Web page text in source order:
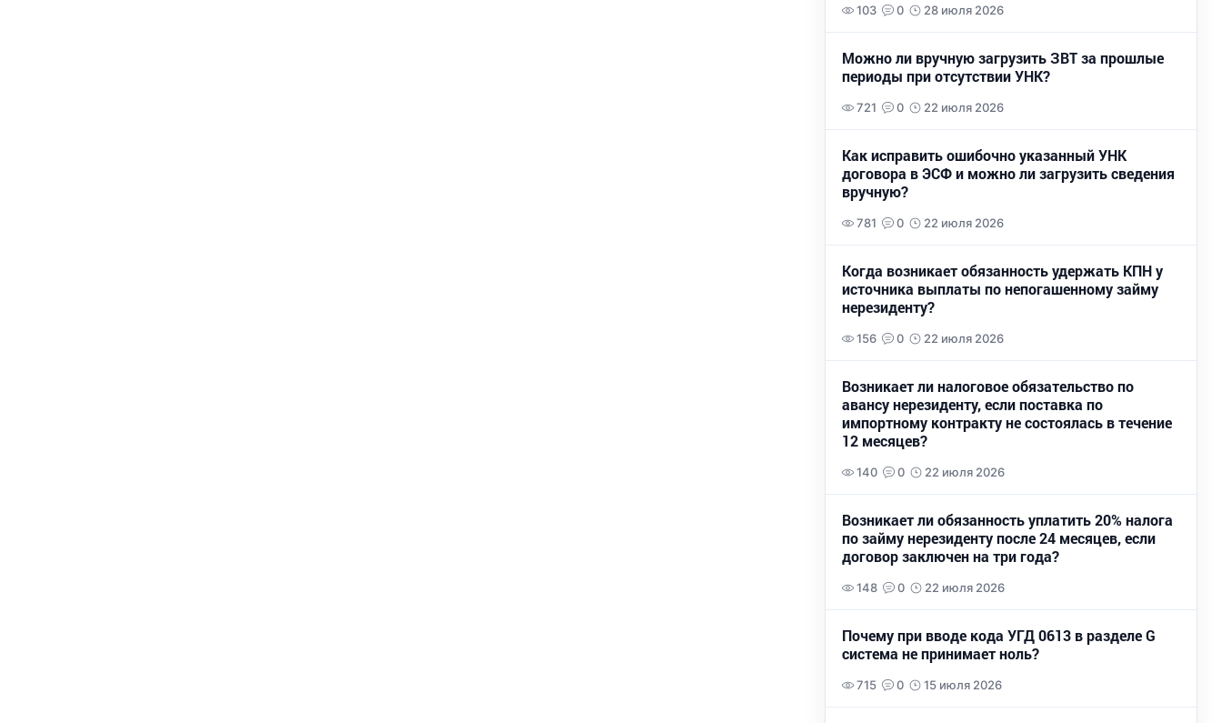
103 0 28 июля 2026
Можно ли вручную загрузить ЗВТ за прошлые
периоды при отсутствии УНК?
721 0 22 июля 2026
Как исправить ошибочно указанный УНК
договора в ЭСФ и можно ли загрузить сведения
вручную?
781 0 22 июля 2026
Когда возникает обязанность удержать КПН у
источника выплаты по непогашенному займу
нерезиденту?
156 0 22 июля 2026
Возникает ли налоговое обязательство по
авансу нерезиденту, если поставка по
импортному контракту не состоялась в течение
12 месяцев?
140 0 22 июля 2026
Возникает ли обязанность уплатить 20% налога
по займу нерезиденту после 24 месяцев, если
договор заключен на три года?
148 0 22 июля 2026
Почему при вводе кода УГД 0613 в разделе G
система не принимает ноль?
715 0 15 июля 2026